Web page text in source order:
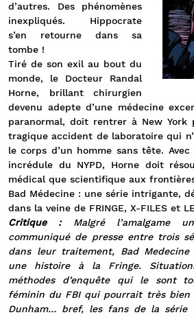
d’autres. Des phénomènes
inexpliqués. Hippocrate
s’en retourne dans sa
tombe !
Tiré de son exil au bout du
monde, le Docteur Randal
Horne, brillant chirurgien
devenu adepte d’une médecine
paranormal, doit rentrer à New York
tragique accident de laboratoire qui
le corps d’un homme sans tête. Avec
incrédule du NYPD, Horne doit
médical que scientifique aux
Bad Médecine : une série intrigante,
dans la veine de FRINGE, X-FILES et
Critique :Malgré l’amalgame
communiqué de presse entre trois
dans leur traitement, Bad
une histoire à la Fringe.
méthodes d’enquête qui le sont
féminin du FBI qui pourrait très bien
Dunham… bref, les fans de la série